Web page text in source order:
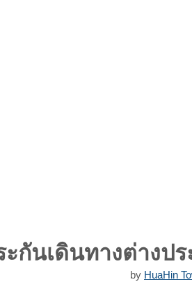
ะกันเดินทางต่างป
by HuaHin